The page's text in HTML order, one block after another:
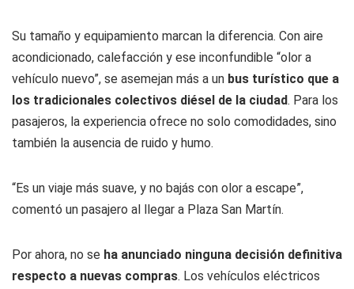
Su tamaño y equipamiento marcan la diferencia. Con aire
acondicionado, calefacción y ese inconfundible “olor a
vehículo nuevo”, se asemejan más a un bus turístico que a
los tradicionales colectivos diésel de la ciudad. Para los
pasajeros, la experiencia ofrece no solo comodidades, sino
también la ausencia de ruido y humo.
“Es un viaje más suave, y no bajás con olor a escape”,
comentó un pasajero al llegar a Plaza San Martín.
Por ahora, no se ha anunciado ninguna decisión definitiva
respecto a nuevas compras. Los vehículos eléctricos